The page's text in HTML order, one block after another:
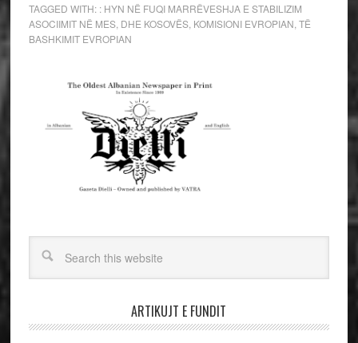
TAGGED WITH: : HYN NË FUQI MARRËVESHJA E STABILIZIM
ASOCIIMIT NË MES, DHE KOSOVËS, KOMISIONI EVROPIAN TË
BASHKIMIT EVROPIAN
ARTIKUJT E FUNDIT